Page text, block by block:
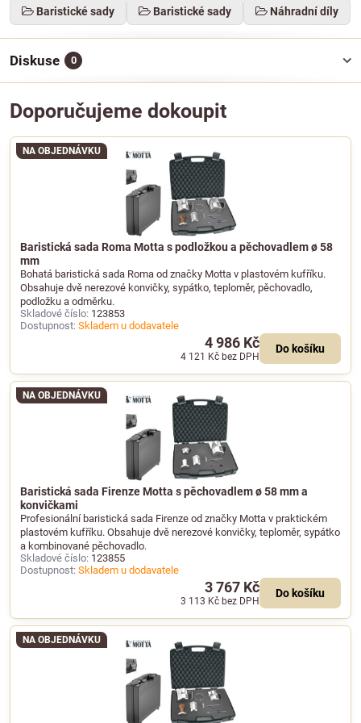
Baristické sady Baristické sady Náhradní díly
Diskuse 0
Doporučujeme dokoupit
Baristická sada Roma Motta s podložkou a pěchovadlem ø 58
mm
NA OBJEDNÁVKU
Bohatá baristická sada Roma od značky Motta v plastovém kufříku.
Obsahuje dvě nerezové konvičky, sypátko, teploměr, pěchovadlo,
podložku a odměrku.
Skladové číslo: 123853
Dostupnost: Skladem u dodavatele
4 986 Kč
4 121 Kč bez DPH
Do košíku
Baristická sada Firenze Motta s pěchovadlem ø 58 mm a
konvičkami
NA OBJEDNÁVKU
Profesionální baristická sada Firenze od značky Motta v praktickém
plastovém kufříku. Obsahuje dvě nerezové konvičky, teploměr, sypátko
a kombinované pěchovadlo.
Skladové číslo: 123855
Dostupnost: Skladem u dodavatele
3 767 Kč
3 113 Kč bez DPH
Do košíku
NA OBJEDNÁVKU